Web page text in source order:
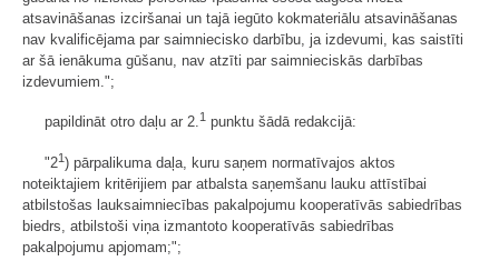
atsavināšanas izciršanai un tajā iegūto kokmateriālu atsavināšanas
nav kvalificējama par saimniecisko darbību, ja izdevumi, kas saistīti
ar šā ienākuma gūšanu, nav atzīti par saimnieciskās darbības
izdevumiem.";
papildināt otro daļu ar 2.1 punktu šādā redakcijā:
"21) pārpalikuma daļa, kuru saņem normatīvajos aktos
noteiktajiem kritērijiem par atbalsta saņemšanu lauku attīstībai
atbilstošas lauksaimniecības pakalpojumu kooperatīvās sabiedrības
biedrs, atbilstoši viņa izmantoto kooperatīvās sabiedrības
pakalpojumu apjomam;";